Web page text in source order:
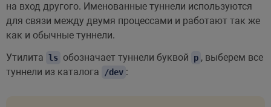
на вход другого. Именованные туннели используются
для связи между двумя процессами и работают так же
как и обычные туннели.
Утилита ls обозначает туннели буквой p , выберем все
туннели из каталога
/dev :